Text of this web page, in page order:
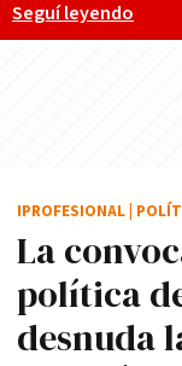
Seguí leyendo
La
política
desnuda
IPROFESIONAL